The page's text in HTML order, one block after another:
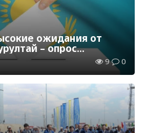
ожидания от
– опрос
мнения
9 0